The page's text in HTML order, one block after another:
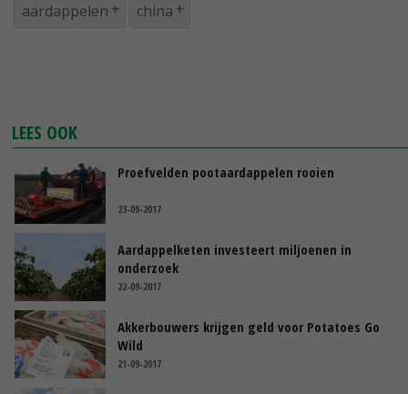
aardappelen china
LEES OOK
Proefvelden pootaardappelen rooien
23-09-2017
Aardappelketen investeert miljoenen in
onderzoek
22-09-2017
Akkerbouwers krijgen geld voor Potatoes Go
Wild
21-09-2017